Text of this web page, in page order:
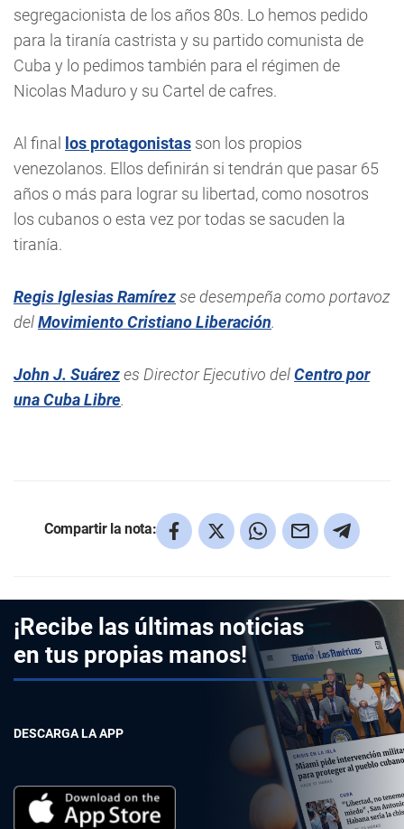
segregacionista de los años 80s. Lo hemos pedido
para la tiranía castrista y su partido comunista de
Cuba y lo pedimos también para el régimen de
Nicolas Maduro y su Cartel de cafres.
Al final los protagonistas son los propios
venezolanos. Ellos definirán si tendrán que pasar 65
años o más para lograr su libertad, como nosotros
los cubanos o esta vez por todas se sacuden la
tiranía.
Regis Iglesias Ramírezse desempeña como portavoz
delMovimiento Cristiano Liberación.
John J. Suárezes Director Ejecutivo delCentro por
una Cuba Libre.
Compartir la nota:
¡Recibe las últimas noticias
en tus propias manos!
DESCARGA LA APP